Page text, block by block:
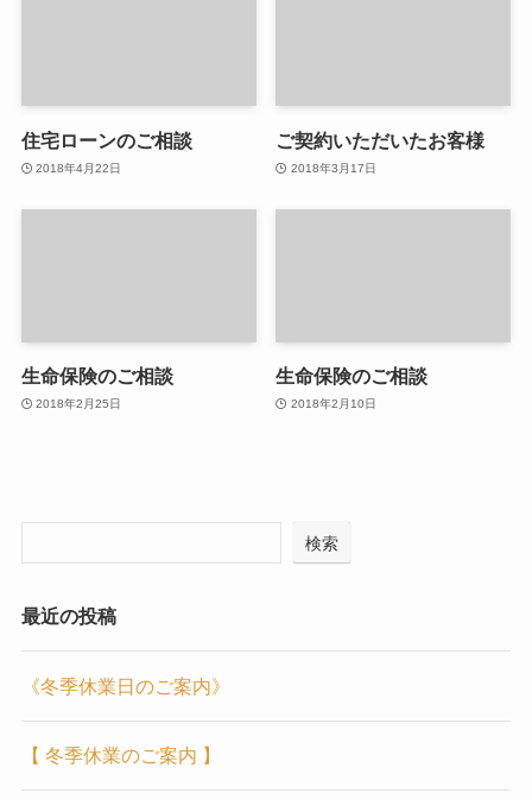
住宅ローンのご相談
2018年4月22日
ご契約いただいたお客様
2018年3月17日
生命保険のご相談
2018年2月25日
生命保険のご相談
2018年2月10日
検索
最近の投稿
《冬季休業日のご案内》
【 冬季休業のご案内 】